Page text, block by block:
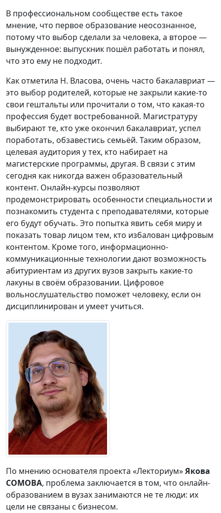
В профессиональном сообществе есть такое
мнение, что первое образование неосознанное,
потому что выбор сделали за человека, а второе —
вынужденное: выпускник пошёл работать и понял,
что это ему не подходит.
Как отметила Н. Власова, очень часто бакалавриат —
это выбор родителей, которые не закрыли какие-то
свои гештальты или прочитали о том, что какая-то
профессия будет востребованной. Магистратуру
выбирают те, кто уже окончил бакалавриат, успел
поработать, обзавестись семьёй. Таким образом,
целевая аудитория у тех, кто набирает на
магистерские программы, другая. В связи с этим
сегодня как никогда важен образовательный
контент. Онлайн-курсы позволяют
продемонстрировать особенности специальности и
познакомить студента с преподавателями, которые
его будут обучать. Это попытка явить себя миру и
показать товар лицом тем, кто избалован цифровым
контентом. Кроме того, информационно-
коммуникационные технологии дают возможность
абитуриентам из других вузов закрыть какие-то
лакуны в своём образовании. Цифровое
вольнослушательство поможет человеку, если он
дисциплинирован и умеет учиться.
По мнению основателя проекта «Лекториум»Якова
СОМОВА, проблема заключается в том, что онлайн-
образованием в вузах занимаются не те люди: их
цели не связаны с бизнесом.